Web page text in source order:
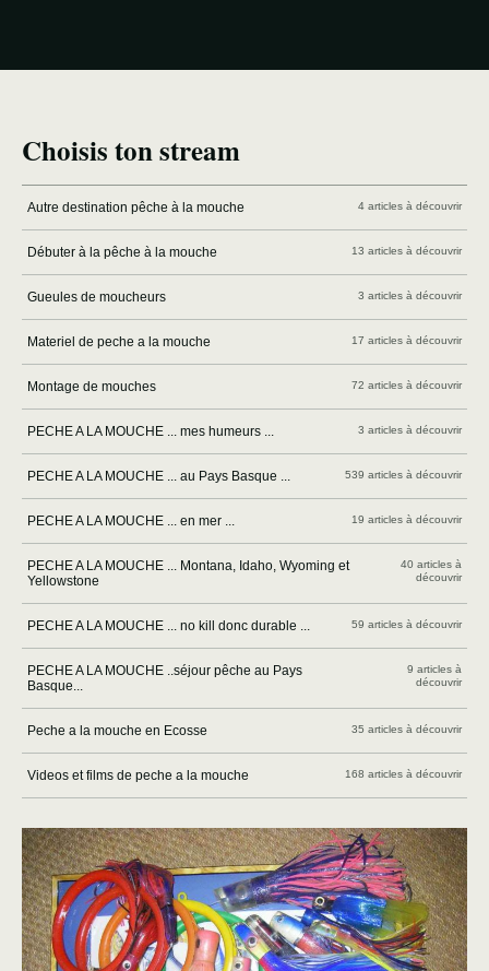
Choisis ton stream
Autre destination pêche à la mouche 4 articles à découvrir
Débuter à la pêche à la mouche 13 articles à découvrir
Gueules de moucheurs 3 articles à découvrir
Materiel de peche a la mouche 17 articles à découvrir
Montage de mouches 72 articles à découvrir
PECHE A LA MOUCHE ... mes humeurs ... 3 articles à découvrir
PECHE A LA MOUCHE ... au Pays Basque ... 539 articles à découvrir
PECHE A LA MOUCHE ... en mer ... 19 articles à découvrir
PECHE A LA MOUCHE ... Montana, Idaho, Wyoming et
Yellowstone
40 articles à
découvrir
PECHE A LA MOUCHE ... no kill donc durable ... 59 articles à découvrir
PECHE A LA MOUCHE ..séjour pêche au Pays
Basque...
9 articles à
découvrir
Peche a la mouche en Ecosse 35 articles à découvrir
Videos et films de peche a la mouche 168 articles à découvrir